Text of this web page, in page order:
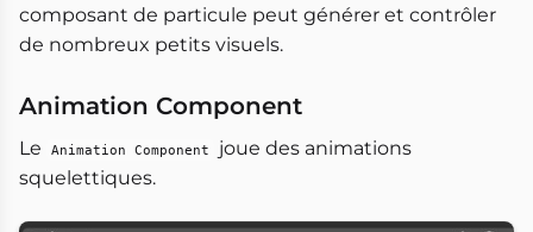
composant de particule peut générer et contrôler
de nombreux petits visuels.
Animation Component
Le Animation Component
joue des animations
squelettiques.